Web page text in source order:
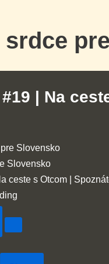
| Na
Slovensko
ceste s Otcom |